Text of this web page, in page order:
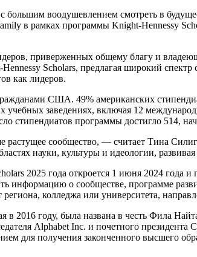
большим воодушевлением смотреть в
в рамках программы Knight-Hennessy
приверженных общему благу и
Scholars, предлагая широкий
как лидеров.
США. 49% американских
учебных заведениях, включая 12
стипендиатов программы достигло 514,
растущее сообщество, — считает Тина
науки, культуры и идеологии,
2025 года откроется 1 июня 2024 года
информацию о сообществе, программе
колледжа или университета,
в 2016 году, была названа в честь Фила
Alphabet Inc. и почетного
для получения законченного высшего